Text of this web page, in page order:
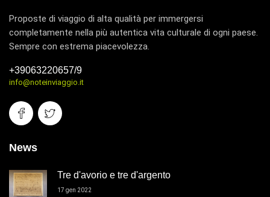
Proposte di viaggio di alta qualità per immergersi
completamente nella più autentica vita culturale di ogni paese.
Sempre con estrema piacevolezza.
+39063220657/9
info@noteinviaggio.it
News
Tre d'avorio e tre d'argento
17 gen 2022